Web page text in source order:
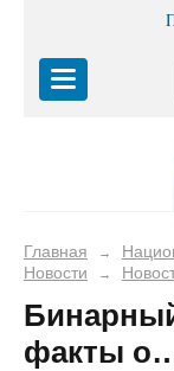
Главная →
Новости →
факты